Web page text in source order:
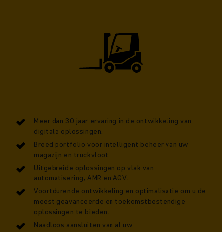
Meer dan 30 jaar ervaring in de ontwikkeling van
digitale oplossingen.
Breed portfolio voor intelligent beheer van uw
magazijn en truckvloot.
Uitgebreide oplossingen op vlak van
automatisering, AMR en AGV.
Voortdurende ontwikkeling en optimalisatie om u de
meest geavanceerde en toekomstbestendige
oplossingen te bieden.
Naadloos aansluiten van al uw